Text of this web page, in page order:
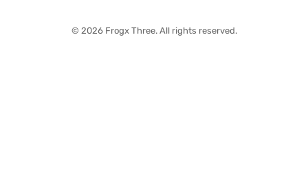
© 2026 Frogx Three. All rights reserved.